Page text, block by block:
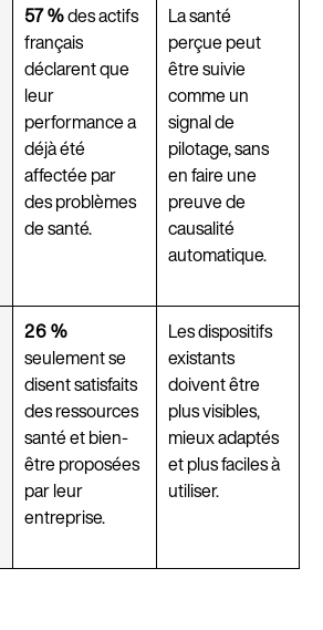
57 %des actifs
français
déclarent que
leur
performance a
déjà été
affectée par
des problèmes
de santé.
La santé
perçue peut
être suivie
comme un
signal de
pilotage, sans
en faire une
preuve de
causalité
automatique.
26 %
seulement se
disent satisfaits
des ressources
santé et bien-
être proposées
par leur
entreprise.
Les dispositifs
existants
doivent être
plus visibles,
mieux adaptés
et plus faciles à
utiliser.